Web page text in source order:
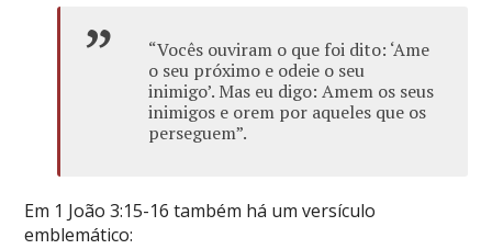
“Vocês ouviram o que foi dito: ‘Ame
o seu próximo e odeie o seu
inimigo’. Mas eu digo: Amem os seus
inimigos e orem por aqueles que os
perseguem”.
Em 1 João 3:15-16 também há um versículo
emblemático: